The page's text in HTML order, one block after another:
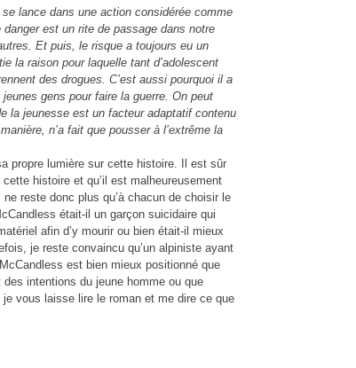
se lance dans une action considérée comme
est un rite de passage dans notre
Et puis, le risque a toujours eu un
la raison pour laquelle tant d’adolescent
des drogues. C’est aussi pourquoi il a
gens pour faire la guerre. On peut
la jeunesse est un facteur adaptatif contenu
n’a fait que pousser à l’extrême la
propre lumière sur cette histoire. Il est sûr
histoire et qu’il est malheureusement
reste donc plus qu’à chacun de choisir le
était-il un garçon suicidaire qui
afin d’y mourir ou bien était-il mieux
je reste convaincu qu’un alpiniste ayant
est bien mieux positionné que
intentions du jeune homme ou que
vous laisse lire le roman et me dire ce que